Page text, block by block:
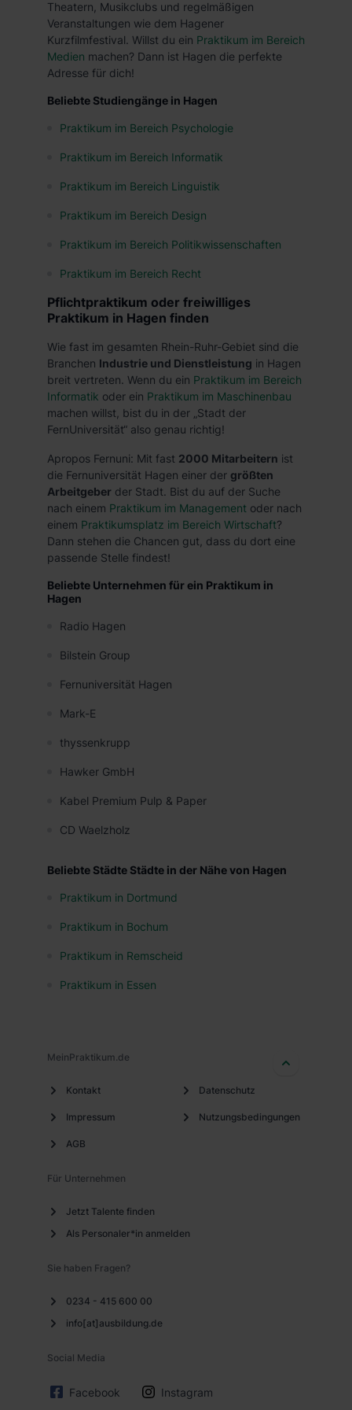
oder teilweise über unsere Datenschutzerklärung unter
dem Punkt „Datenschutz-Einstellungen“ widerrufen.
Weitere Informationen zu den einzelnen Cookies findest
du durch Klick auf „Details zeigen“. Weitere
Theatern, Musikclubs und regelmäßigen
Veranstaltungen wie dem Hagener
Kurzfilmfestival. Willst du ein Praktikum im Bereich
Medien machen? Dann ist Hagen die perfekte
Adresse für dich!
Beliebte Studiengänge in Hagen
Praktikum im Bereich Psychologie
Praktikum im Bereich Informatik
Praktikum im Bereich Linguistik
Praktikum im Bereich Design
Praktikum im Bereich Politikwissenschaften
Praktikum im Bereich Recht
Pflichtpraktikum oder freiwilliges
Praktikum in Hagen finden
Wie fast im gesamten Rhein-Ruhr-Gebiet sind die
Branchen Industrie und Dienstleistung in Hagen
breit vertreten. Wenn du ein Praktikum im Bereich
Informatik oder ein Praktikum im Maschinenbau
machen willst, bist du in der „Stadt der
FernUniversität“ also genau richtig!
Apropos Fernuni: Mit fast 2000 Mitarbeitern ist
die Fernuniversität Hagen einer der größten
Arbeitgeber der Stadt. Bist du auf der Suche
nach einem Praktikum im Management oder nach
einem Praktikumsplatz im Bereich Wirtschaft?
Dann stehen die Chancen gut, dass du dort eine
passende Stelle findest!
Beliebte Unternehmen für ein Praktikum in
Hagen
Radio Hagen
Bilstein Group
Fernuniversität Hagen
Mark-E
thyssenkrupp
Hawker GmbH
Kabel Premium Pulp & Paper
CD Waelzholz
Beliebte Städte Städte in der Nähe von Hagen
Praktikum in Dortmund
Praktikum in Bochum
Praktikum in Remscheid
Praktikum in Essen
MeinPraktikum.de
Kontakt
Impressum
AGB
Datenschutz
Nutzungsbedingungen
Für Unternehmen
Jetzt Talente finden
Als Personaler*in anmelden
Sie haben Fragen?
0234 - 415 600 00
info[at]ausbildung.de
Social Media
Facebook Instagram